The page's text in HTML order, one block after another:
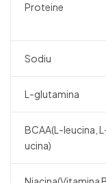
Proteine
Sodiu
L-glutamina
BCAA(L-leucina,
ucina)